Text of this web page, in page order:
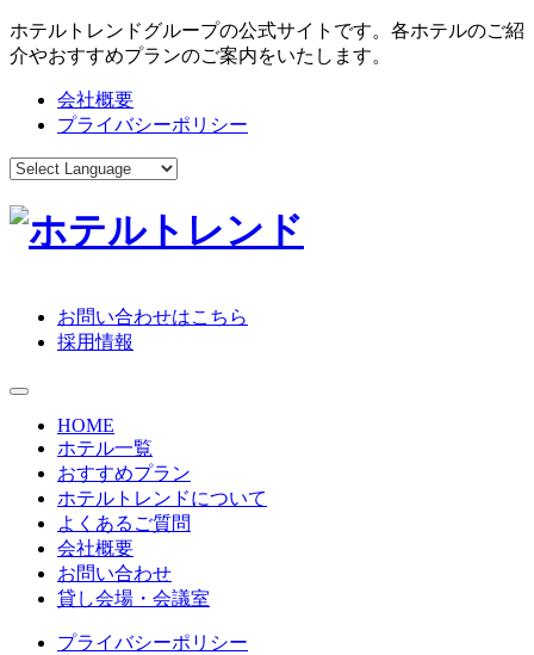
ホテルトレンドグループの公式サイトです。各ホテルのご紹
介やおすすめプランのご案内をいたします。
会社概要
プライバシーポリシー
お問い合わせはこちら
採用情報
toggle navigation
HOME
ホテル一覧
おすすめプラン
ホテルトレンドについて
よくあるご質問
会社概要
お問い合わせ
貸し会場・会議室
プライバシーポリシー